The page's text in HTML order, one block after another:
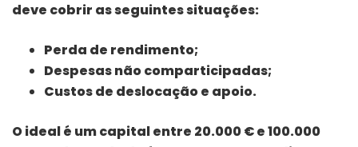
deve cobrir as seguintes situações:
Perda de rendimento;
Despesas não comparticipadas;
Custos de deslocação e apoio.
O ideal é um capital entre 20.000 € e 100.000